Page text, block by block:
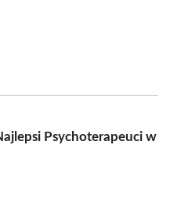
Psychoterapeuci w